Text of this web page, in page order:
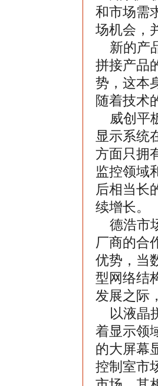
和市场需
场机会，
新的产
拼接产品
势，这本
随着技术
威创平
显示系统
方面只拥
监控领域
后相当长
续增长。
德浩市
厂商的合
优势，当
型网络结
发展之际
以液晶
着显示领
的大屏幕
控制室市